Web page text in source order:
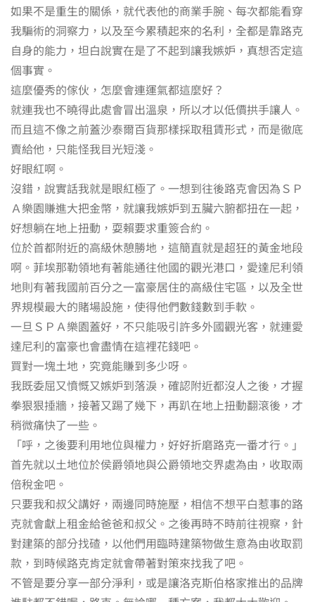
如果不是重生的關係，就代表他的商業手腕、每次都能看穿
我騙術的洞察力，以及至今累積起來的名利，全都是靠路克
自身的能力，坦白說實在是了不起到讓我嫉妒，真想否定這
個事實。
這麼優秀的傢伙，怎麼會連運氣都這麼好？
就連我也不曉得此處會冒出溫泉，所以才以低價拱手讓人。
而且這不像之前蓋沙泰爾百貨那樣採取租賃形式，而是徹底
賣給他，只能怪我目光短淺。
好眼紅啊。
沒錯，說實話我就是眼紅極了。一想到往後路克會因為ＳＰ
Ａ樂園賺進大把金幣，就讓我嫉妒到五臟六腑都扭在一起，
好想躺在地上扭動，耍賴要求重簽合約。
位於首都附近的高級休憩勝地，這簡直就是超狂的黃金地段
啊。菲埃那勒領地有著能通往他國的觀光港口，愛達尼利領
地則有著我國前百分之一富豪居住的高級住宅區，以及全世
界規模最大的賭場設施，使得他們數錢數到手軟。
一旦ＳＰＡ樂園蓋好，不只能吸引許多外國觀光客，就連愛
達尼利的富豪也會盡情在這裡花錢吧。
買對一塊土地，究竟能賺到多少呀。
我既委屈又憤慨又嫉妒到落淚，確認附近都沒人之後，才握
拳狠狠捶牆，接著又踢了幾下，再趴在地上扭動翻滾後，才
稍微痛快了一些。
「呼，之後要利用地位與權力，好好折磨路克一番才行。」
首先就以土地位於侯爵領地與公爵領地交界處為由，收取兩
倍稅金吧。
只要我和叔父講好，兩邊同時施壓，相信不想平白惹事的路
克就會獻上租金給爸爸和叔父。之後再時不時前往視察，針
對建築的部分找碴，以他們用臨時建築物做生意為由收取罰
款，到時候路克肯定就會帶著對策來找我了吧。
不管是要分享一部分淨利，或是讓洛克斯伯格家推出的品牌